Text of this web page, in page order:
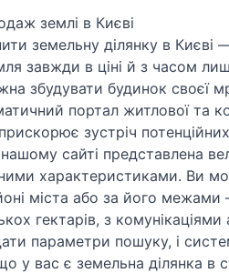
землі в Києві
земельну ділянку в Києві
завжди в ціні й з часом
збудувати будинок своєї
портал житлової та
зустріч
сайті представлена
характеристиками. Ви
міста або за його межами
гектарів, з
параметри пошуку, і
у вас є земельна ділянка в